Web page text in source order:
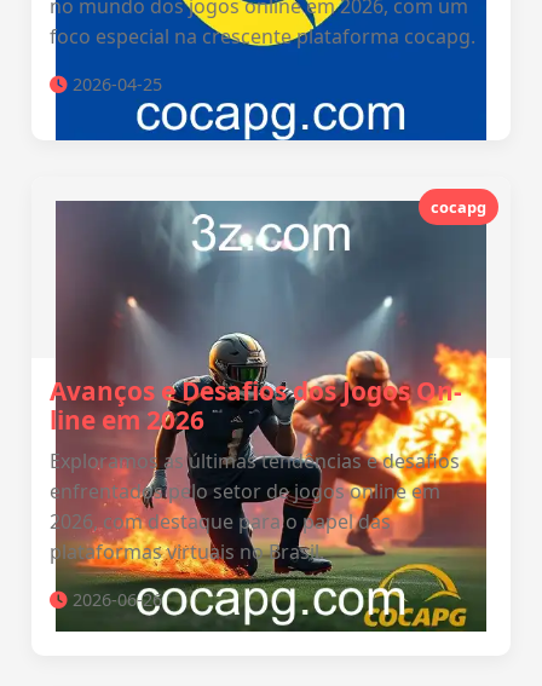
no mundo dos jogos online em 2026, com um
foco especial na crescente plataforma cocapg.
2026-04-25
cocapg
Avanços e Desafios dos Jogos On-
line em 2026
Exploramos as últimas tendências e desafios
enfrentados pelo setor de jogos online em
2026, com destaque para o papel das
plataformas virtuais no Brasil.
2026-06-26